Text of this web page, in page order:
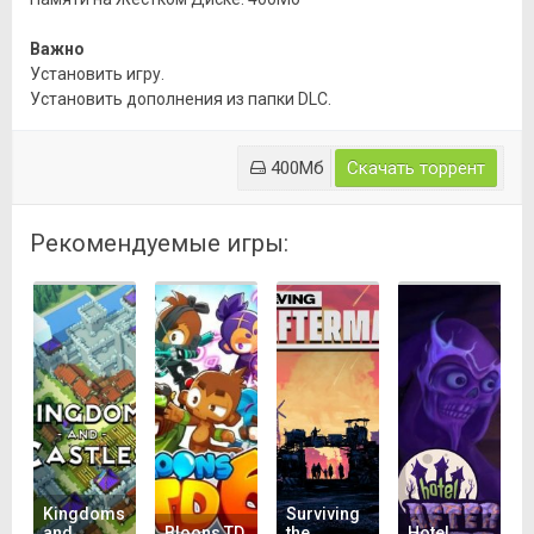
Важно
Установить игру.
Установить дополнения из папки DLC.
400Мб Скачать торрент
Рекомендуемые игры:
Kingdoms
Surviving